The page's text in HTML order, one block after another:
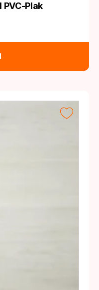
Plak